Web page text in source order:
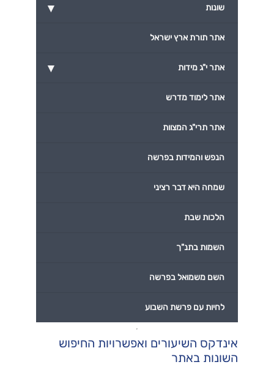
אינדקס השיעורים ואפשרויות החיפוש
השונות באתר
▾ שונות
אתר תורת ארץ ישראל
▾ אתר י"ג מידות
אתר לימוד מדרש
אתר תרי"ג המצוות
הנפש והמידות בפרשה
שמחה היא דבר רציני
הלכות שבת
השמות בתנ"ך
השם משמואל בפרשה
לחיות עם פרשת השבוע